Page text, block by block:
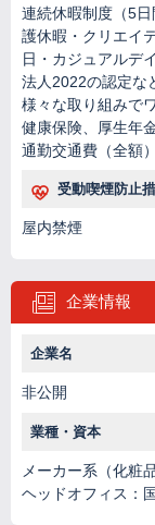
連続休暇制度（5
護休暇・クリエイ
日・カジュアルデ
法人2022の認定な
様々な取り組みで
健康保険、厚生年
通勤交通費（全額）
受動喫煙防止
屋内禁煙
企業情報
企業名
非公開
業種・資本
メーカー系（化粧
ヘッドオフィス：